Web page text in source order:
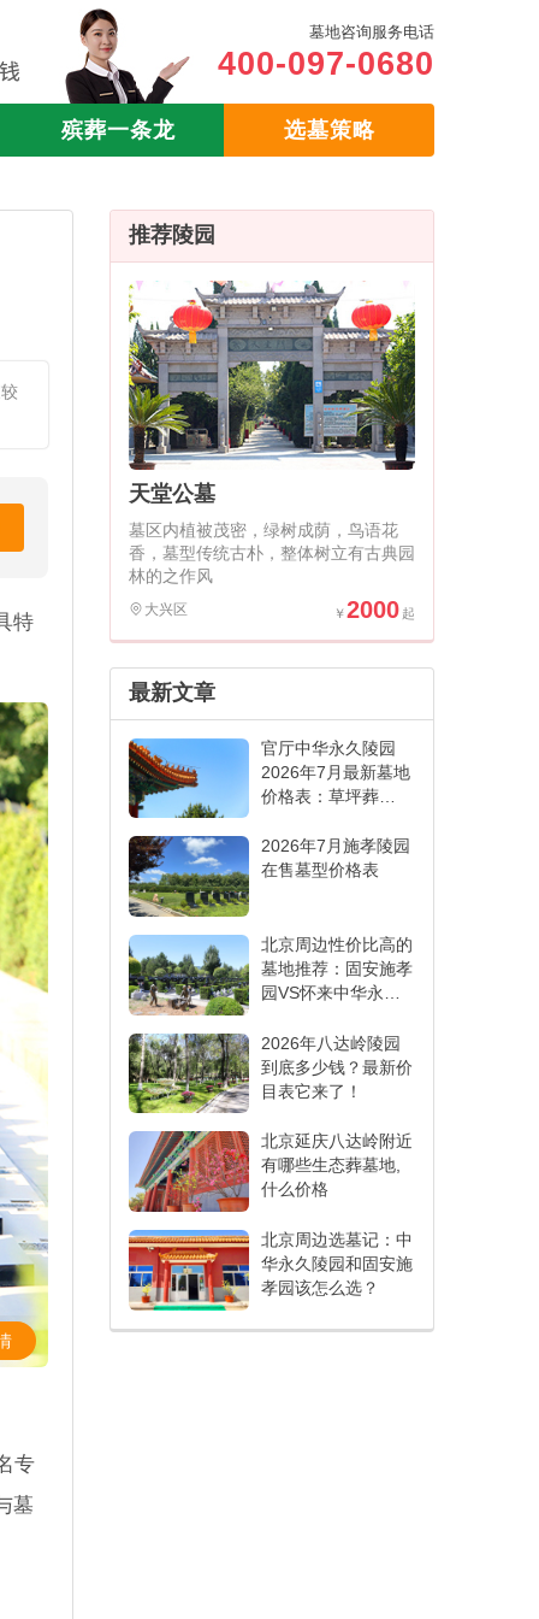
墓地咨询服务电话
400-097-0680
殡葬一条龙 选墓策略
特
专
墓
推荐陵园
天堂公墓
墓区内植被茂密，绿树成荫，鸟语花
香，墓型传统古朴，整体树立有古典园
林的之作风
大兴区 2000
最新文章
官厅中华永久陵园
2026年7月最新墓地
价格表：草坪葬
表看懂
2026年7月施孝陵园
在售墓型价格表
北京周边性价比高的
墓地推荐：固安施孝
园VS怀来中华永久
2026年八达岭陵园
到底多少钱？最新价
目表它来了！
北京延庆八达岭附近
有哪些生态葬墓地,
什么价格
北京周边选墓记：中
华永久陵园和固安施
孝园该怎么选？